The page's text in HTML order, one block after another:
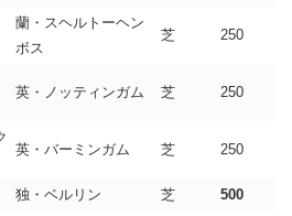
蘭・スヘルトーヘン
ボス
芝 250
英・ノッティンガム 芝 250
英・バーミンガム 芝 250
独・ベルリン 芝 500